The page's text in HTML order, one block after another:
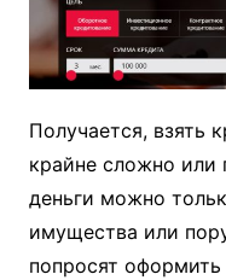
Получается, взять
крайне сложно или
деньги можно
имущества или
попросят оформить